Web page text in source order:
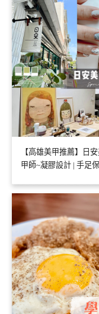
【高雄美甲推薦】日
甲師~凝膠設計 | 手足